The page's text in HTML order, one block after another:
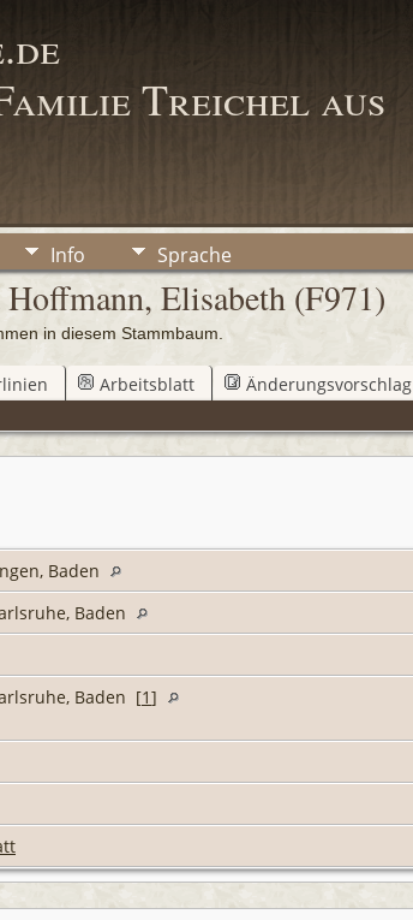
Treichel aus
Info Sprache
Elisabeth (F971)
in diesem Stammbaum.
Arbeitsblatt Änderungsvorschlag
Baden
Baden
Baden [1]